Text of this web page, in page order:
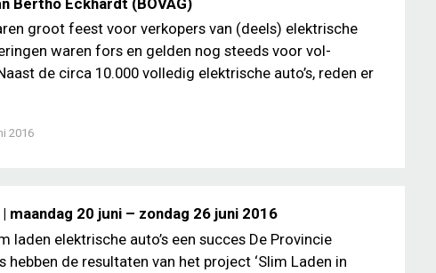
groot feest voor verkopers van (deels) elektrische
waren fors en gelden nog steeds voor vol-
de circa 10.000 volledig elektrische auto’s, reden er
2016
maandag 20 juni – zondag 26 juni 2016
laden elektrische auto’s een succes De Provincie
hebben de resultaten van het project ‘Slim Laden in